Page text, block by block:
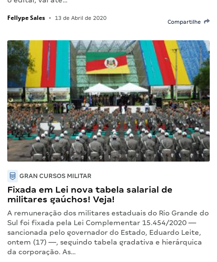
Fellype Sales • 13 de Abril de 2020
Compartilhe
GRAN CURSOS MILITAR
Fixada em Lei nova tabela salarial de
militares gaúchos! Veja!
A remuneração dos militares estaduais do Rio Grande do
Sul foi fixada pela Lei Complementar 15.454/2020 —
sancionada pelo governador do Estado, Eduardo Leite,
ontem (17) —, seguindo tabela gradativa e hierárquica
da corporação. As…